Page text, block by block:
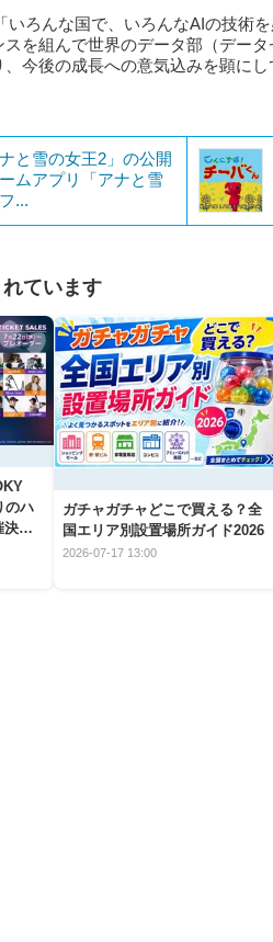
いろんな国で、いろんなAIの技術
スを組んで世界のデータ部（デー
今後の成長への意気込みを顕にし
と雪の女王2」の公開
ムアプリ「アナと雪
...
ています
のハ
決
ガチャガチャどこで買える？全
国エリア別設置場所ガイド2026
2026-07-17 13:00